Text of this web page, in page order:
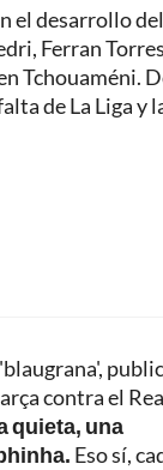
el desarrollo del
Ferran
Tchouaméni.
de La Liga y
contra el
quieta, una
Eso sí,